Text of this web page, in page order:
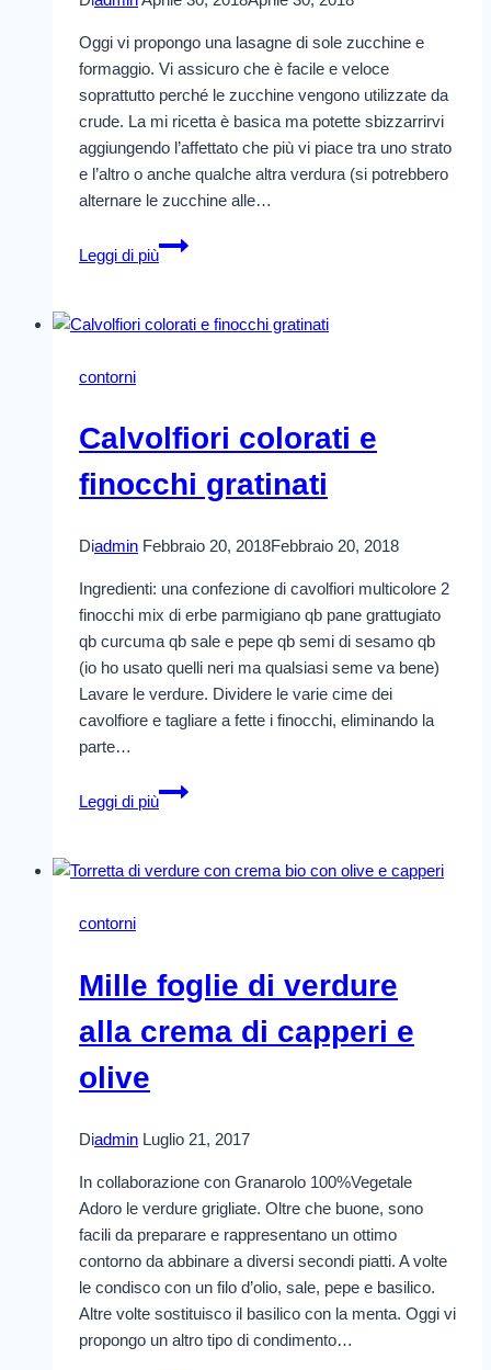
Oggi vi propongo una lasagne di sole zucchine e
formaggio. Vi assicuro che è facile e veloce
soprattutto perché le zucchine vengono utilizzate da
crude. La mi ricetta è basica ma potette sbizzarrirvi
aggiungendo l’affettato che più vi piace tra uno strato
e l’altro o anche qualche altra verdura (si potrebbero
alternare le zucchine alle…
Leggi di più
Lasagna
di
contorni
Calvolfiori colorati e
finocchi gratinati
Diadmin Febbraio 20, 2018Febbraio 20, 2018
Ingredienti: una confezione di cavolfiori multicolore 2
finocchi mix di erbe parmigiano qb pane grattugiato
qb curcuma qb sale e pepe qb semi di sesamo qb
(io ho usato quelli neri ma qualsiasi seme va bene)
Lavare le verdure. Dividere le varie cime dei
cavolfiore e tagliare a fette i finocchi, eliminando la
parte…
Leggi di più
Calvolfiori
colorati
finocchi
contorni
Mille foglie di verdure
alla crema di capperi e
olive
Diadmin Luglio 21, 2017
In collaborazione con Granarolo 100%Vegetale
Adoro le verdure grigliate. Oltre che buone, sono
facili da preparare e rappresentano un ottimo
contorno da abbinare a diversi secondi piatti. A volte
le condisco con un filo d’olio, sale, pepe e basilico.
Altre volte sostituisco il basilico con la menta. Oggi vi
propongo un altro tipo di condimento…